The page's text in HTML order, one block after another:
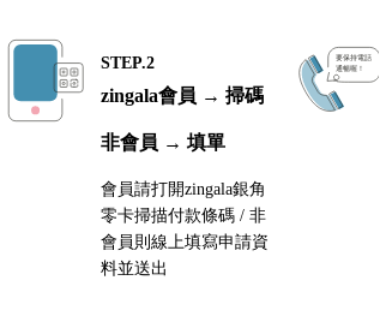
STEP.2
zingala會員 → 掃碼
非會員 → 填單
會員請打開zingala銀角
零卡掃描付款條碼 / 非
會員則線上填寫申請資
料並送出